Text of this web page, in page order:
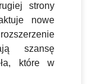
strony
nowe
szansę
które w